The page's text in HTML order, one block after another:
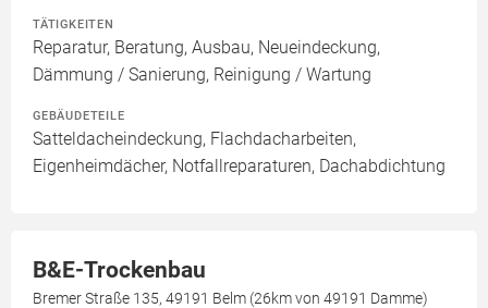
TÄTIGKEITEN
Reparatur, Beratung, Ausbau, Neueindeckung,
Dämmung / Sanierung, Reinigung / Wartung
GEBÄUDETEILE
Satteldacheindeckung, Flachdacharbeiten,
Eigenheimdächer, Notfallreparaturen, Dachabdichtung
B&E-Trockenbau
Bremer Straße 135, 49191 Belm (26km von 49191 Damme)